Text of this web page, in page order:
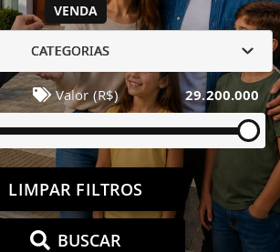
VENDA
CATEGORIAS
Valor (R$) 29.200.000
LIMPAR FILTROS
BUSCAR